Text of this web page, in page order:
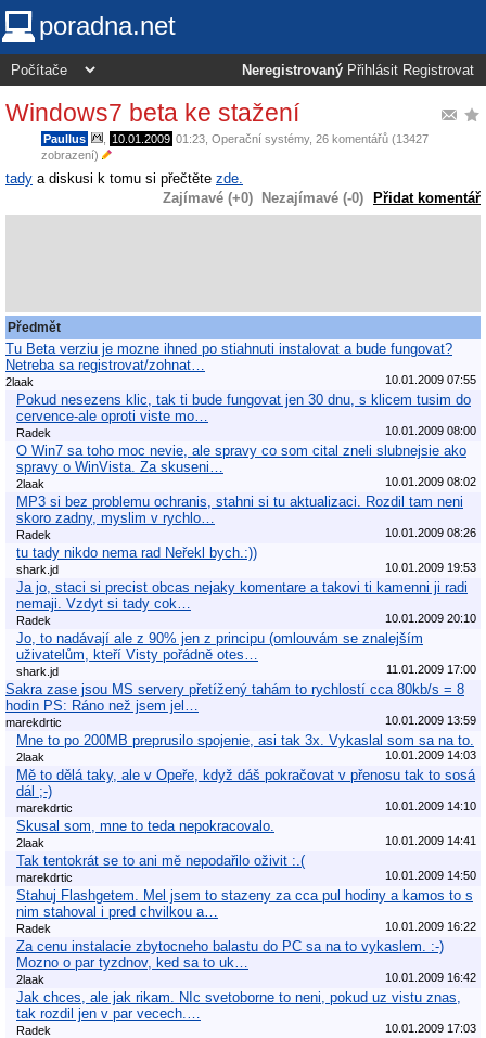
poradna.net
Neregistrovaný Přihlásit Registrovat
Windows7 beta ke stažení
Paullus 10.01.2009 01:23 Operační systémy, 26 komentářů (13427
zobrazení)
tady a diskusi k tomu si přečtěte zde.
Zajímavé (+0)
Nezajímavé (-0) Přidat komentář
Předmět
Tu Beta verziu je mozne ihned po stiahnuti instalovat a bude fungovat?
Netreba sa registrovat/zohnat…
2laak 10.01.2009 07:55
Pokud nesezens klic, tak ti bude fungovat jen 30 dnu, s klicem tusim do
cervence-ale oproti viste mo…
Radek 10.01.2009 08:00
O Win7 sa toho moc nevie, ale spravy co som cital zneli slubnejsie ako
spravy o WinVista. Za skuseni…
2laak 10.01.2009 08:02
MP3 si bez problemu ochranis, stahni si tu aktualizaci. Rozdil tam neni
skoro zadny, myslim v rychlo…
Radek 10.01.2009 08:26
tu tady nikdo nema rad Neřekl bych.:))
shark.jd 10.01.2009 19:53
Ja jo, staci si precist obcas nejaky komentare a takovi ti kamenni ji radi
nemaji. Vzdyt si tady cok…
Radek 10.01.2009 20:10
Jo, to nadávají ale z 90% jen z principu (omlouvám se znalejším
uživatelům, kteří Visty pořádně otes…
shark.jd 11.01.2009 17:00
Sakra zase jsou MS servery přetížený tahám to rychlostí cca 80kb/s = 8
hodin PS: Ráno než jsem jel…
marekdrtic 10.01.2009 13:59
Mne to po 200MB preprusilo spojenie, asi tak 3x. Vykaslal som sa na to.
2laak 10.01.2009 14:03
Mě to dělá taky, ale v Opeře, když dáš pokračovat v přenosu tak to sosá
dál ;-)
marekdrtic 10.01.2009 14:10
Skusal som, mne to teda nepokracovalo.
2laak 10.01.2009 14:41
Tak tentokrát se to ani mě nepodařilo oživit :.(
marekdrtic 10.01.2009 14:50
Stahuj Flashgetem. Mel jsem to stazeny za cca pul hodiny a kamos to s
nim stahoval i pred chvilkou a…
Radek 10.01.2009 16:22
Za cenu instalacie zbytocneho balastu do PC sa na to vykaslem. :-)
Mozno o par tyzdnov, ked sa to uk…
2laak 10.01.2009 16:42
Jak chces, ale jak rikam. NIc svetoborne to neni, pokud uz vistu znas,
tak rozdil jen v par vecech.…
Radek 10.01.2009 17:03